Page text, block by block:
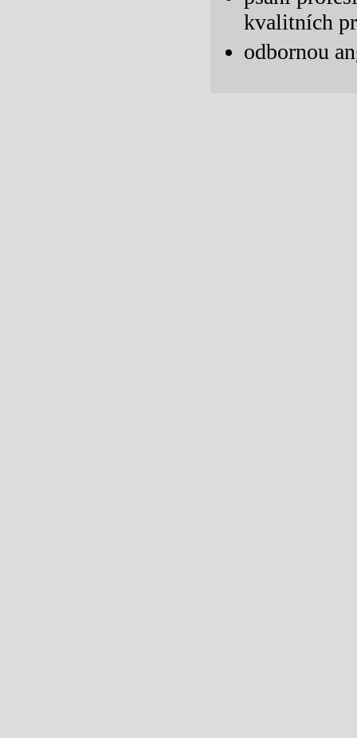
kvalitních
odbornou